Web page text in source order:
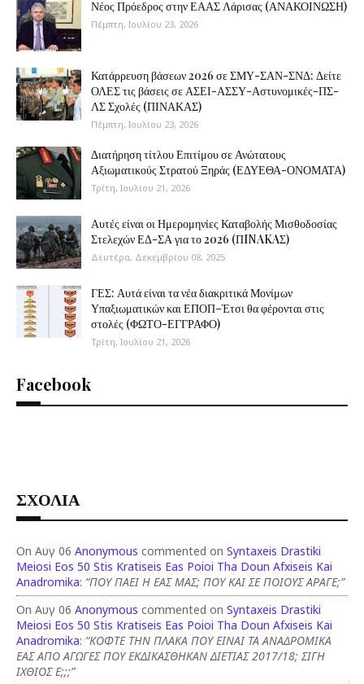
Νέος Πρόεδρος στην ΕΑΑΣ Λάρισας (ΑΝΑΚΟΙΝΩΣΗ)
Πέμπτη, Ιουλίου 23, 2026
Κατάρρευση βάσεων 2026 σε ΣΜΥ-ΣΑΝ-ΣΝΔ: Δείτε
ΟΛΕΣ τις βάσεις σε ΑΣΕΙ-ΑΣΣΥ-Αστυνομικές-ΠΣ-
ΛΣ Σχολές (ΠΙΝΑΚΑΣ)
Πέμπτη, Ιουλίου 23, 2026
Διατήρηση τίτλου Επιτίμου σε Ανώτατους
Αξιωματικούς Στρατού Ξηράς (ΕΔΥΕΘΑ-ΟΝΟΜΑΤΑ)
Τρίτη, Ιουλίου 21, 2026
Αυτές είναι οι Ημερομηνίες Καταβολής Μισθοδοσίας
Στελεχών ΕΔ-ΣΑ για το 2026 (ΠINAKAΣ)
Δευτέρα, Δεκεμβρίου 08, 2025
ΓΕΣ: Αυτά είναι τα νέα διακριτικά Μονίμων
Υπαξιωματικών και ΕΠΟΠ–Έτσι θα φέρονται στις
στολές (ΦΩΤΟ-ΕΓΓΡΑΦΟ)
Τρίτη, Ιουλίου 21, 2026
Facebook
ΣΧΟΛΙΑ
On Αυγ 06 Anonymous commented on Syntaxeis Drastiki
Meiosi Eos 50 Stis Kratiseis Eas Poioi Tha Doun Afxiseis Kai
Anadromika: “ΠΟΥ ΠΑΕΙ Η ΕΑΣ ΜΑΣ; ΠΟΥ ΚΑΙ ΣΕ ΠΟΙΟΥΣ ΑΡΑΓΕ;”
On Αυγ 06 Anonymous commented on Syntaxeis Drastiki
Meiosi Eos 50 Stis Kratiseis Eas Poioi Tha Doun Afxiseis Kai
Anadromika: “ΚΟΦΤΕ ΤΗΝ ΠΛΑΚΑ ΠΟΥ ΕΙΝΑΙ ΤΑ ΑΝΑΔΡΟΜΙΚΑ
ΕΑΣ ΑΠΟ ΑΓΩΓΕΣ ΠΟΥ ΕΚΔΙΚΑΣΘΗΚΑΝ ΔΙΕΤΙΑΣ 2017/18; ΣΙΓΗ
ΙΧΘΙΟΣ Ε;;;”